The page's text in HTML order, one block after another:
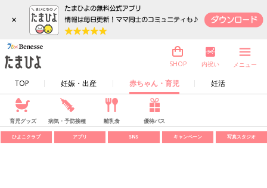
×
TOP 妊娠・出産 赤ちゃん・育児 妊活
SHOP 内祝い メニュー
育児グッズ 病気・予防接種 離乳食 優待パス
ひよこクラブ アプリ SNS キャンペーン 写真スタジオ